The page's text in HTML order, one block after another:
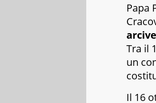
Papa
Tra il
un
Il 16